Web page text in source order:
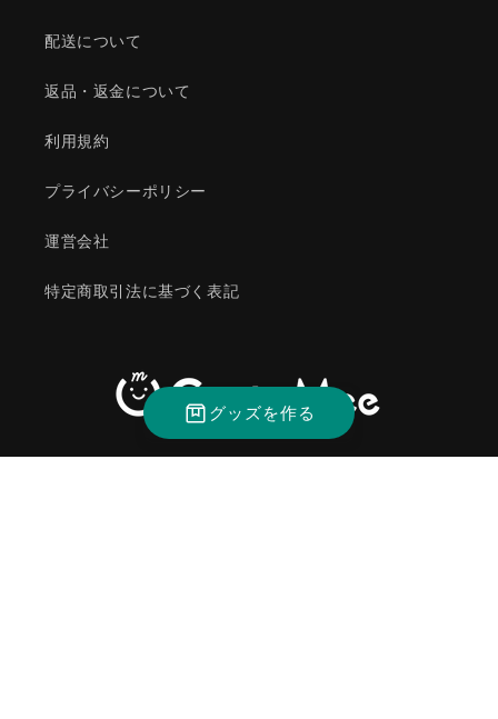
配送について
返品・返金について
利用規約
プライバシーポリシー
運営会社
特定商取引法に基づく表記
グッズを作る